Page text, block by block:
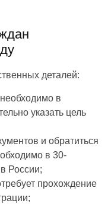
деталей:
в
указать цель
и обратиться
в 30-
России;
прохождение